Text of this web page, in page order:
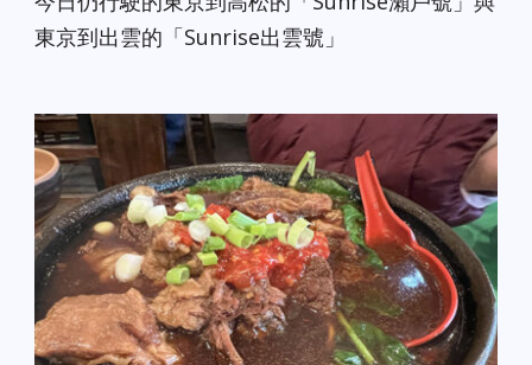
東京到出雲的「Sunrise出雲號」